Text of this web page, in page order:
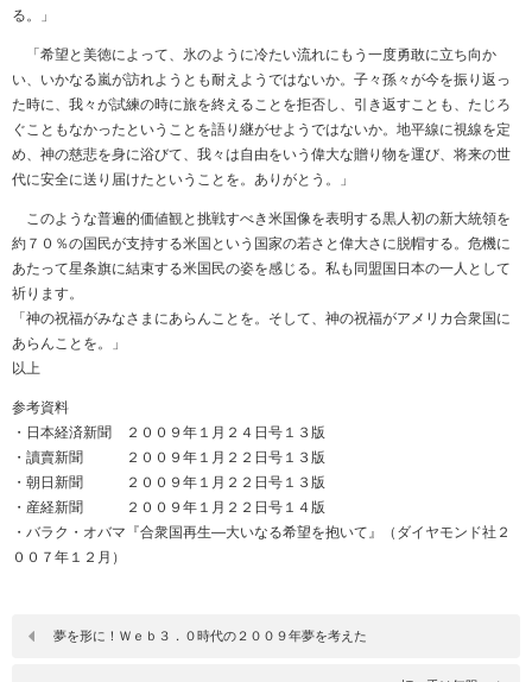
る。」
「希望と美徳によって、氷のように冷たい流れにもう一度勇敢に立ち向か
い、いかなる嵐が訪れようとも耐えようではないか。子々孫々が今を振り返っ
た時に、我々が試練の時に旅を終えることを拒否し、引き返すことも、たじろ
ぐこともなかったということを語り継がせようではないか。地平線に視線を定
め、神の慈悲を身に浴びて、我々は自由をいう偉大な贈り物を運び、将来の世
代に安全に送り届けたということを。ありがとう。」
このような普遍的価値観と挑戦すべき米国像を表明する黒人初の新大統領を
約７０％の国民が支持する米国という国家の若さと偉大さに脱帽する。危機に
あたって星条旗に結束する米国民の姿を感じる。私も同盟国日本の一人として
祈ります。
「神の祝福がみなさまにあらんことを。そして、神の祝福がアメリカ合衆国に
あらんことを。」
以上
参考資料
・日本経済新聞 ２００９年１月２４日号１３版
・讀賣新聞 ２００９年１月２２日号１３版
・朝日新聞 ２００９年１月２２日号１３版
・産経新聞 ２００９年１月２２日号１４版
・バラク・オバマ『合衆国再生―大いなる希望を抱いて』（ダイヤモンド社２
００７年１２月）
夢を形に！Ｗｅｂ３．０時代の２００９年夢を考えた